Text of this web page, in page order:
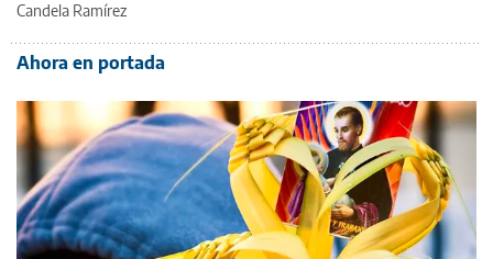
Candela Ramírez
Ahora en portada